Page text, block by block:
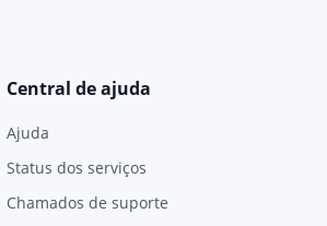
Central de ajuda
Ajuda
Status dos serviços
Chamados de suporte